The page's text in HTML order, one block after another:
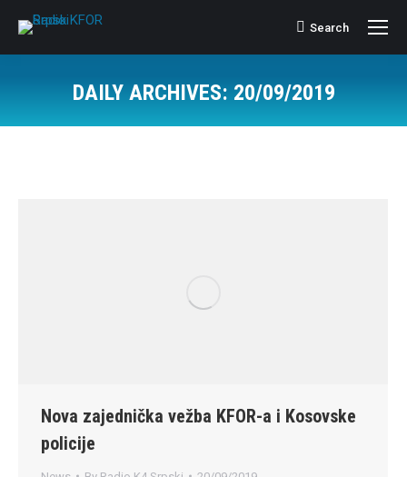
Search:
Search
DAILY ARCHIVES: 20/09/2019
Nova zajednička vežba KFOR-a i Kosovske
policije